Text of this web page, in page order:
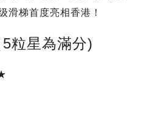
滑梯首度亮相香港！
粒星為滿分)